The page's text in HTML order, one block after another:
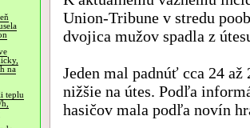
na
teplu
Union-Tribune v stredu
dvojica mužov spadla z
Jeden mal padnúť cca 24
nižšie na útes. Podľa
hasičov mala podľa novín